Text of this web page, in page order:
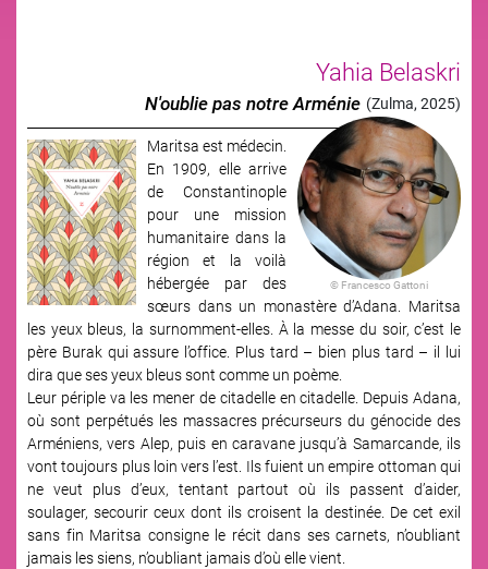
Yahia Belaskri
(Zulma, 2025)
N'oublie pas notre Arménie
© Francesco Gattoni
Image
Maritsa est médecin.
En 1909, elle arrive
de Constantinople
pour une mission
humanitaire dans la
région et la voilà
hébergée par des
sœurs dans un monastère d’Adana. Maritsa
les yeux bleus, la surnomment-elles. À la messe du soir, c’est le
père Burak qui assure l’office. Plus tard – bien plus tard – il lui
dira que ses yeux bleus sont comme un poème.
Leur périple va les mener de citadelle en citadelle. Depuis Adana,
où sont perpétués les massacres précurseurs du génocide des
Arméniens, vers Alep, puis en caravane jusqu’à Samarcande, ils
vont toujours plus loin vers l’est. Ils fuient un empire ottoman qui
ne veut plus d’eux, tentant partout où ils passent d’aider,
soulager, secourir ceux dont ils croisent la destinée. De cet exil
sans fin Maritsa consigne le récit dans ses carnets, n’oubliant
jamais les siens, n’oubliant jamais d’où elle vient.